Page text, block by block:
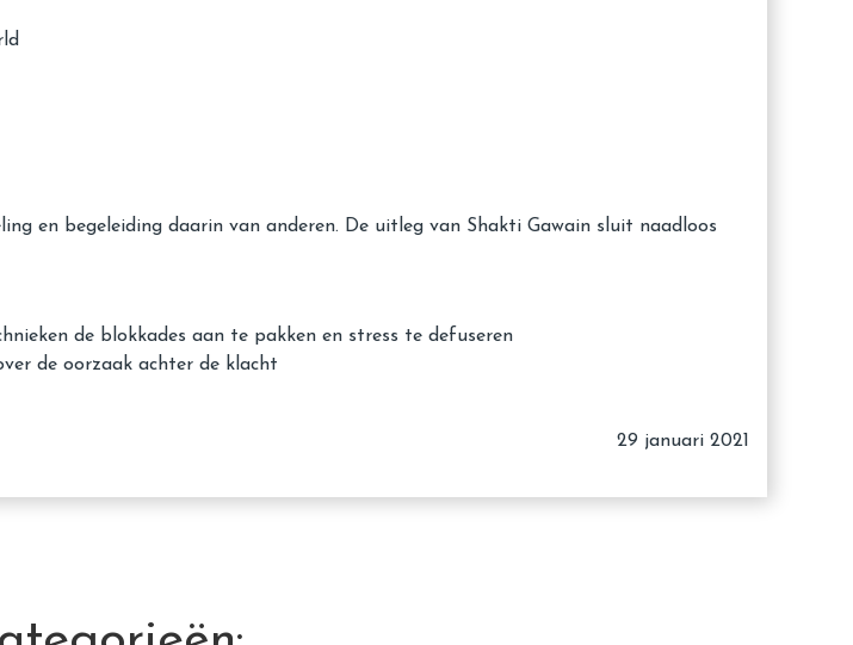
en begeleiding daarin van anderen. De uitleg van Shakti Gawain sluit naadloos
de blokkades aan te pakken en stress te defuseren
de oorzaak achter de klacht
29 januari 2021